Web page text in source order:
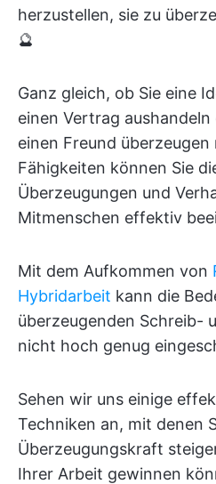
herzustellen, sie zu
🔮
Ganz gleich, ob Sie eine
einen Vertrag
einen Freund
Fähigkeiten können Sie
Überzeugungen und
Mitmenschen effektiv
Mit dem Aufkommen von
Hybridarbeit kann die
überzeugenden Schreib-
nicht hoch genug
Sehen wir uns einige
Techniken an, mit denen
Überzeugungskraft
Ihrer Arbeit gewinnen